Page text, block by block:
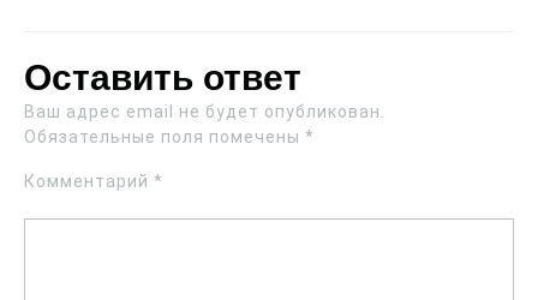
Оставить ответ
Ваш адрес email не будет опубликован.
Обязательные поля помечены *
Комментарий *